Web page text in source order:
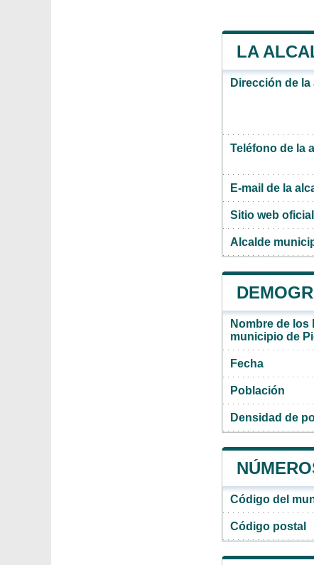
LA
Dirección de
Teléfono de la
E-mail de la
Sitio web
Alcalde
Nombre de los
municipio de
Fecha
Población
Densidad de
Código del
Código postal